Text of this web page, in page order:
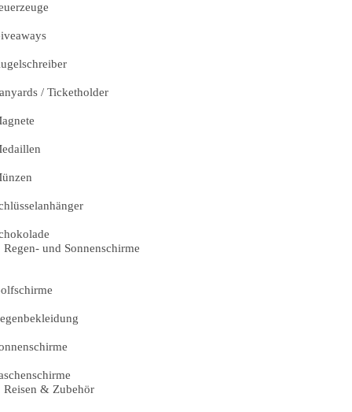
/ Ticketholder
Regen- und Sonnenschirme
Reisen & Zubehör